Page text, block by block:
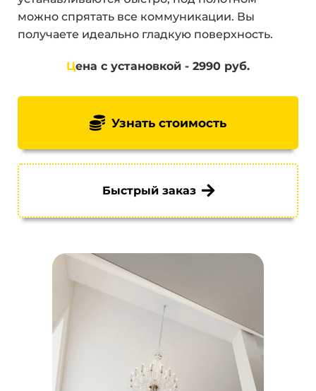
можно спрятать все коммуникации. Вы
получаете идеально гладкую поверхность.
Цена с установкой - 2990 руб.
Узнать стоимость
Быстрый заказ